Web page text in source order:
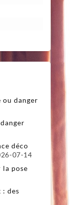
danger
déco
07-14
pose
: des